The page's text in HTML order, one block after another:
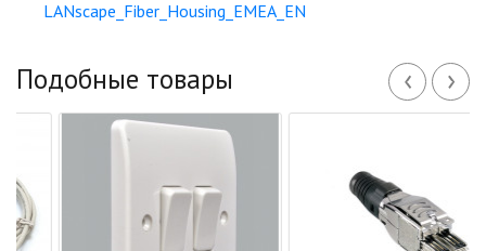
LANscape_Fiber_Housing_EMEA_EN
Подобные товары ‹ ›